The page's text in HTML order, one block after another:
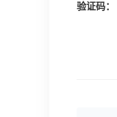
验证码：